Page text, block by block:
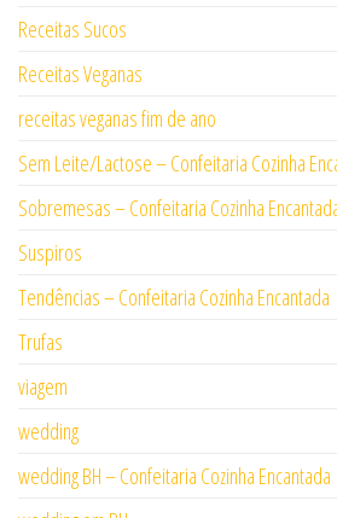
Receitas Sucos
Receitas Veganas
receitas veganas fim de ano
Sem Leite/Lactose – Confeitaria Cozinha
Sobremesas – Confeitaria Cozinha
Suspiros
Tendências – Confeitaria Cozinha Encantada
Trufas
viagem
wedding
wedding BH – Confeitaria Cozinha Encantada